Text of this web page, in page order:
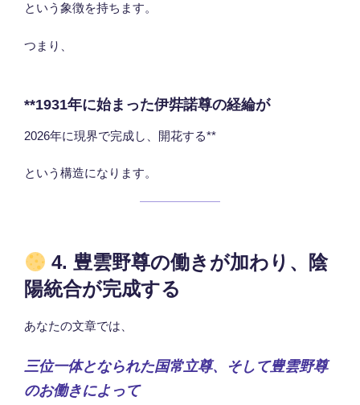
という象徴を持ちます。
つまり、
**1931年に始まった伊弉諾尊の経綸が
2026年に現界で完成し、開花する**
という構造になります。
4. 豊雲野尊の働きが加わり、陰
陽統合が完成する
あなたの文章では、
三位一体となられた国常立尊、そして豊雲野尊
のお働きによって